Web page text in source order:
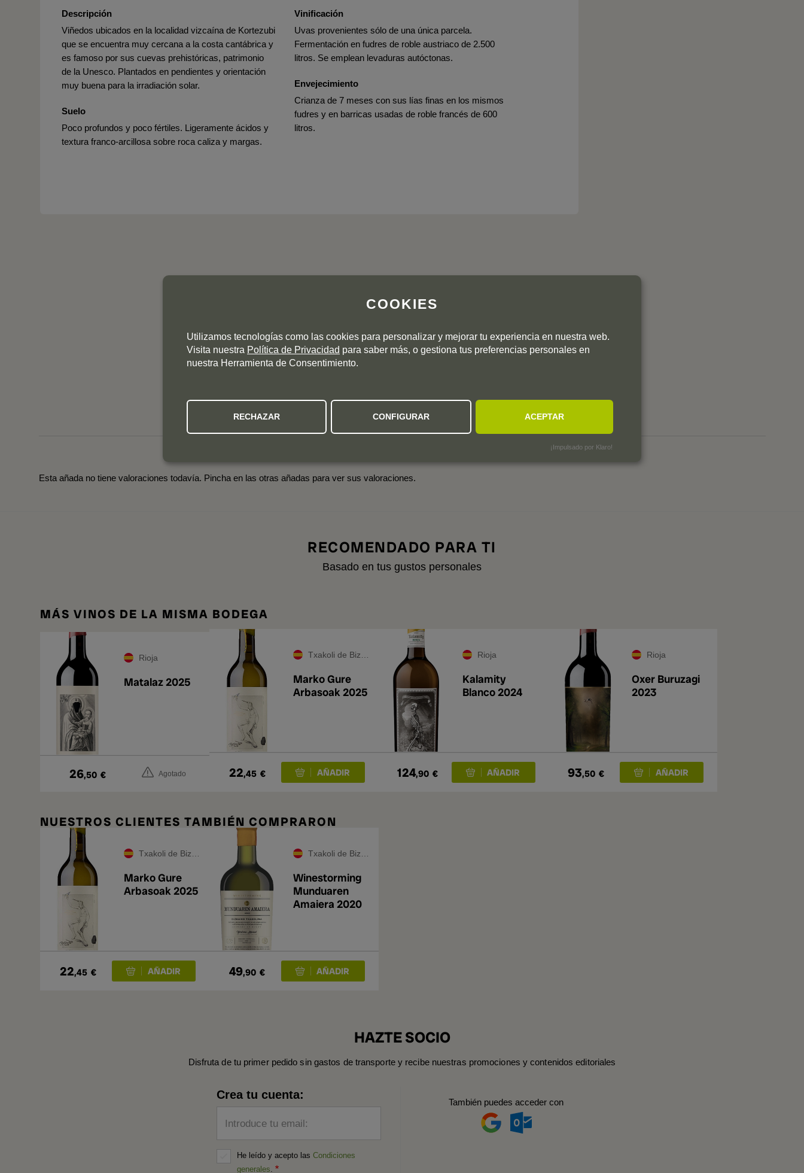
Descripción
Viñedos ubicados en la localidad vizcaína de Kortezubi
que se encuentra muy cercana a la costa cantábrica y
es famoso por sus cuevas prehistóricas, patrimonio
de la Unesco. Plantados en pendientes y orientación
muy buena para la irradiación solar.
Suelo
Poco profundos y poco fértiles. Ligeramente ácidos y
textura franco-arcillosa sobre roca caliza y margas.
Vinificación
Uvas provenientes sólo de una única parcela.
Fermentación en fudres de roble austriaco de 2.500
litros. Se emplean levaduras autóctonas.
Envejecimiento
Crianza de 7 meses con sus lías finas en los mismos
fudres y en barricas usadas de roble francés de 600
litros.
OPINION DE LOS CLIENTES
1
0
Esta añada no tiene valoraciones todavía. Pincha en las otras añadas para ver sus valoraciones.
RECOMENDADO PARA TI
Basado en tus gustos personales
MÁS VINOS DE LA MISMA BODEGA
Rioja
Matalaz 2025
26,50 € Agotado
Txakoli de Bizkaia
Marko Gure
Arbasoak 2025
22,45 €
Rioja
Kalamity
Blanco 2024
124,90 €
Rioja
Oxer Buruzagi
2023
93,50 €
NUESTROS CLIENTES TAMBIÉN COMPRARON
Txakoli de Bizkaia
Marko Gure
Arbasoak 2025
22,45 €
Txakoli de Bizkaia
Winestorming
Munduaren
Amaiera 2020
49,90 €
HAZTE SOCIO
Disfruta de tu primer pedido sin gastos de transporte y recibe nuestras promociones y contenidos editoriales
Crea tu cuenta:
Introduce tu email:
He leído y acepto las Condiciones
generales.
También puedes acceder con
COOKIES
Utilizamos tecnologías como las cookies para personalizar y mejorar tu experiencia en nuestra web.
Visita nuestra Política de Privacidad para saber más, o gestiona tus preferencias personales en
nuestra Herramienta de Consentimiento.
RECHAZAR CONFIGURAR ACEPTAR
¡Impulsado por Klaro!